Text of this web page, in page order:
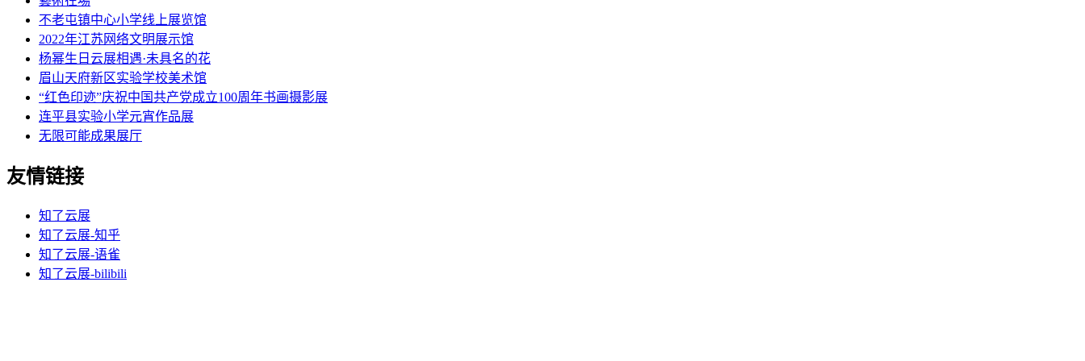
不老屯镇中心小学线上展览馆
2022年江苏网络文明展示馆
杨幂生日云展相遇·未具名的花
眉山天府新区实验学校美术馆
“红色印迹”庆祝中国共产党成立100周年书画摄影展
连平县实验小学元宵作品展
无限可能成果展厅
友情链接
知了云展
知了云展-知乎
知了云展-语雀
知了云展-bilibili